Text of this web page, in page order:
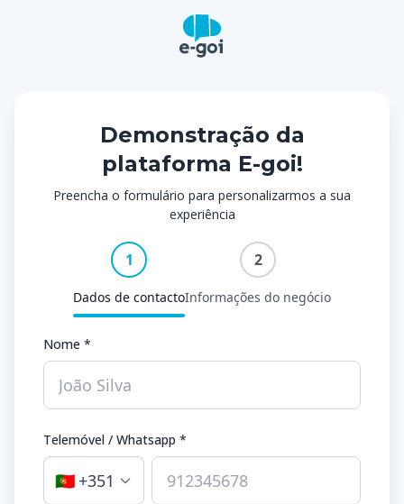
Demonstração da
plataforma E-goi!
Preencha o formulário para personalizarmos a sua
experiência
1
Dados de contacto
2
Informações do negócio
Nome *
Telemóvel / Whatsapp *
🇵🇹 +351